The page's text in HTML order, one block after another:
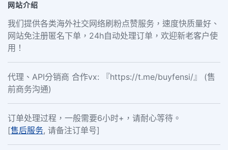
网站介绍
我们提供各类海外社交网络刷粉点赞服务，速度快质量好、
网站免注册匿名下单，24h自动处理订单，欢迎新老客户使
用！
代理、API分销商 合作vx: 『https://t.me/buyfensi/』 (售
前商务沟通)
订单处理过程，一般需要6小时+，请耐心等待。
[售后服务, 请备注订单号]